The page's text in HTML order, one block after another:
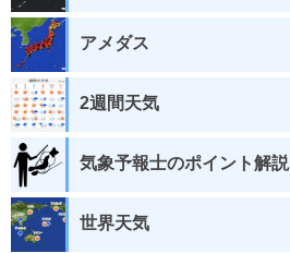
アメダス
2週間天気
気象予報士のポイント解説
世界天気